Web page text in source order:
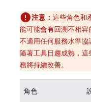
注意： 這些角色和
能可能會有回溯不相
不適用任何服務水準協
隨著工具日趨成熟，這
務將持續改善。
角色